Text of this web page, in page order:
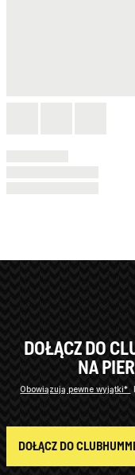
DOŁĄCZ DO
NA
Obowiązują pewne wyjątki*
DOŁĄCZ DO